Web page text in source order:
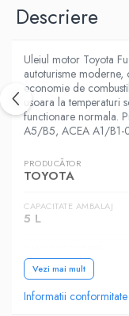
Descriere
Uleiul motor Toyota
autoturisme
economie de
usoara la
functionare normala.
A5/B5, ACEA A1/
PRODUCĂTOR
TOYOTA
CAPACITATE AMBALAJ
5 L
5W-30
CATEGORIA
Autoturisme
Vezi mai mult
Informatii